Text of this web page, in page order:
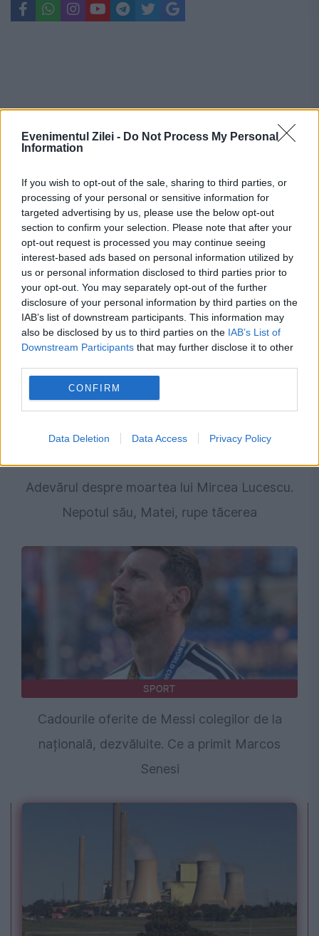
Evenimentul Zilei - Do Not Process My Personal
Information
If you wish to opt-out of the sale, sharing to third parties, or
processing of your personal or sensitive information for
targeted advertising by us, please use the below opt-out
section to confirm your selection. Please note that after your
opt-out request is processed you may continue seeing
interest-based ads based on personal information utilized by
us or personal information disclosed to third parties prior to
your opt-out. You may separately opt-out of the further
disclosure of your personal information by third parties on the
IAB’s list of downstream participants. This information may
also be disclosed by us to third parties on the IAB’s List of
Downstream Participants that may further disclose it to other
CONFIRM
Data Deletion Data Access Privacy Policy
Recomandările noastre
Adevărul despre moartea lui Mircea Lucescu.
Nepotul său, Matei, rupe tăcerea
SPORT
Cadourile oferite de Messi colegilor de la
națională, dezvăluite. Ce a primit Marcos
Senesi